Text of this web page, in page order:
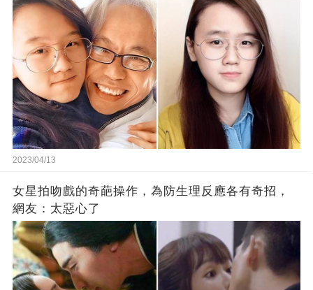
2023/04/13
女星拍吻戲的奇葩操作，為防生理反應各有奇招，
網友：太惡心了